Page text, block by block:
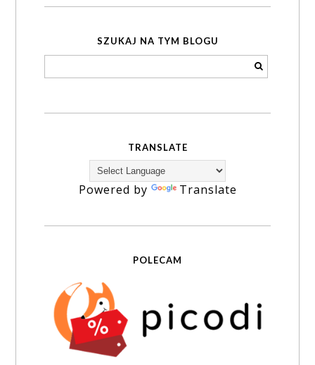
SZUKAJ NA TYM BLOGU
TRANSLATE
Powered by Translate
POLECAM